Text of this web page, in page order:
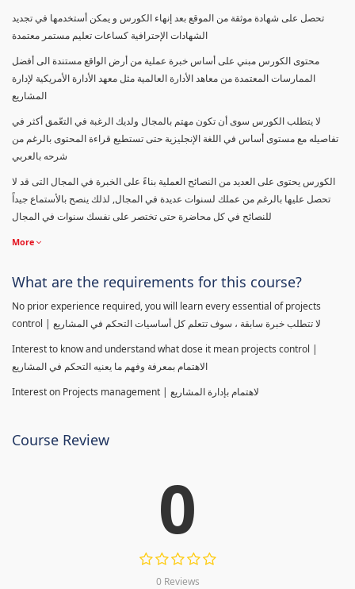
تحصل على شهادة موثقة من الموقع بعد إنهاء الكورس و يمكن أستخدمها في تجديد
الشهادات الإحترافية كساعات تعليم مستمر معتمدة
محتوى الكورس مبني على أساس خبرة عملية من أرض الواقع مستندة الى أفضل
الممارسات المعتمدة من معاهد الأدارة العالمية مثل معهد الأدارة الأمريكية لإدارة
المشاريع
لا يتطلب الكورس سوى أن تكون مهتم بالمجال ولديك الرغبة في التعّمق أكثر في
تفاصيله مع مستوى أساس في اللغة الإنجليزية حتى تستطيع قراءة المحتوى بالرغم من
شرحه بالعربي
الكورس يحتوى على العديد من النصائح العملية بناءً على الخبرة في المجال التى قد لا
تحصل عليها بالرغم من عملك لسنوات عديدة في المجال, لذلك ينصح بالأستماع جيداً
للنصائح في كل محاضرة حتى تختصر على نفسك سنوات في المجال
More
What are the requirements for this course?
No prior experience required, you will learn every essential of projects
control | لا تتطلب خبرة سابقة ، سوف تتعلم كل أساسيات التحكم في المشاريع
Interest to know and understand what dose it mean projects control |
الاهتمام بمعرفة وفهم ما يعنيه التحكم في المشاريع
Interest on Projects management | لاهتمام بإدارة المشاريع
Course Review
0
0 Reviews